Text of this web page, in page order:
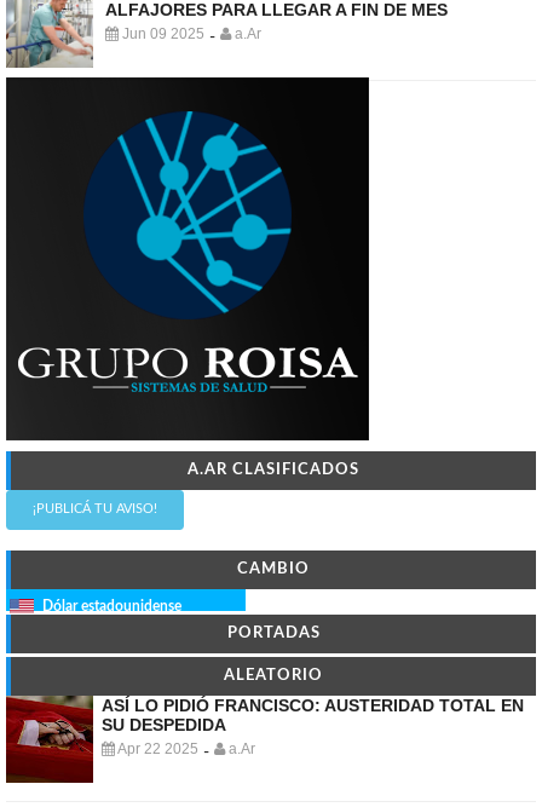
ALFAJORES PARA LLEGAR A FIN DE MES
Jun 09 2025 - a.Ar
A.AR CLASIFICADOS
¡PUBLICÁ TU AVISO!
CAMBIO
Dólar estadounidense
PORTADAS
ALEATORIO
ASÍ LO PIDIÓ FRANCISCO: AUSTERIDAD TOTAL EN
SU DESPEDIDA
Apr 22 2025 - a.Ar